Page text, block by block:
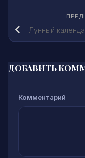
Лунный
ДОБАВИТЬ
Комментарий